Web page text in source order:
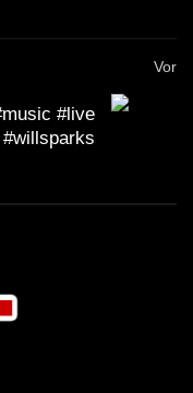
Vor
#live